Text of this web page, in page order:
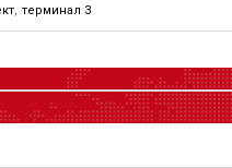
, терминал 3